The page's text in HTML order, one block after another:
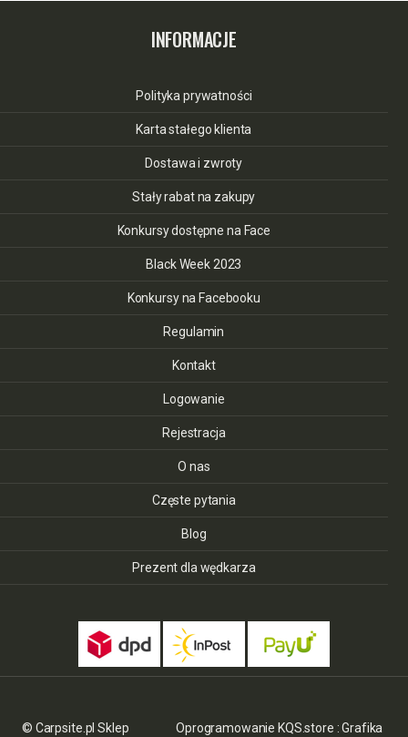
INFORMACJE
Polityka prywatności
Karta stałego klienta
Dostawa i zwroty
Stały rabat na zakupy
Konkursy dostępne na Face
Black Week 2023
Konkursy na Facebooku
Regulamin
Kontakt
Logowanie
Rejestracja
O nas
Częste pytania
Blog
Prezent dla wędkarza
© Carpsite.pl Sklep
Oprogramowanie KQS.store :Grafika